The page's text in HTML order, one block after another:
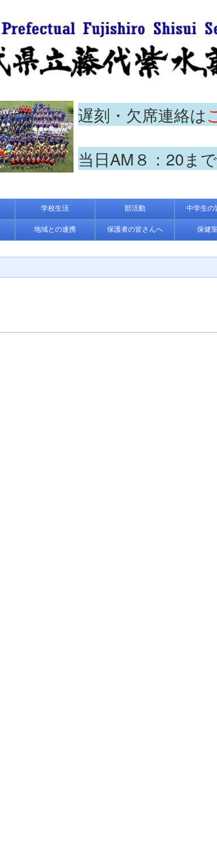
遅刻・欠席連絡は
当日AM８：20ま
学校生活 部活動 中学生の
地域との連携 保護者の皆さんへ 保健